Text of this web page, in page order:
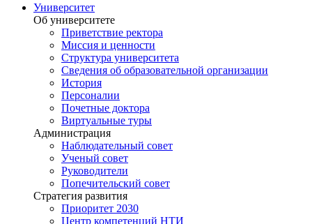
Университет
Об университете
Приветствие ректора
Миссия и ценности
Структура университета
Сведения об образовательной организации
История
Персоналии
Почетные доктора
Виртуальные туры
Администрация
Наблюдательный совет
Ученый совет
Руководители
Попечительский совет
Стратегия развития
Приоритет 2030
Центр компетенций НТИ